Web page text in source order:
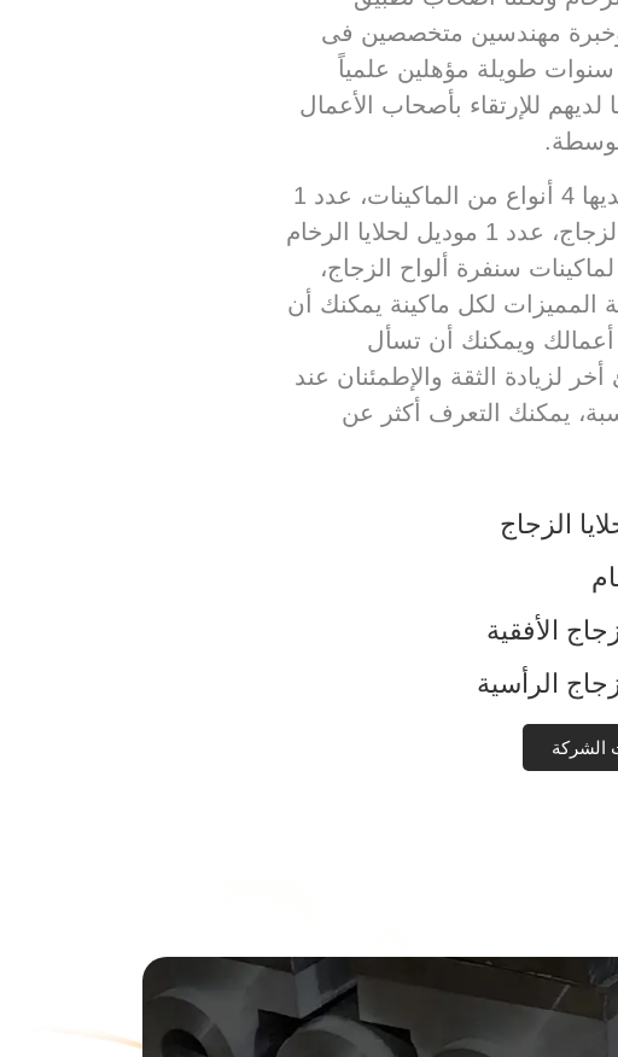
وخبرة مهندسين متخصصين فى
طويلة مؤهلين علمياً
للإرتقاء بأصحاب الأعمال
” لديها 4 أنواع من الماكينات، عدد 1
موديل لشطف وحلايا الزجاج، عدد 1 موديل لحلايا الرخام
سنفرة ألواح الزجاج،
المميزات لكل ماكينة يمكنك أن
أعمالك ويمكنك أن تسأل
لزيادة الثقة والإطمئنان عند
يمكنك التعرف أكثر عن
الزجاج
الأفقية
الرأسية
الشركة